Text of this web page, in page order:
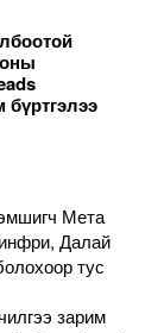
бүртгэлээ
Мета
Далай
тус
зарим